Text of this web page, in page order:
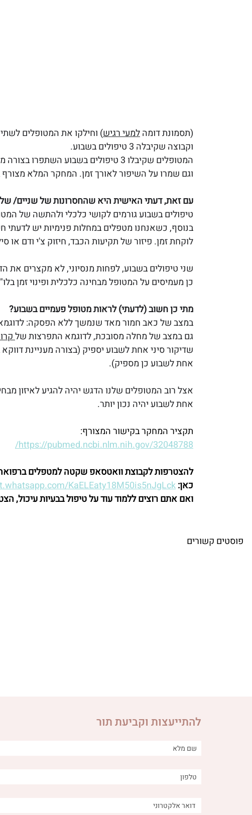
(תסמונת דומה למעי רגיש) וחילקו את המטופלים
וקבוצה שקיבלה 3 טיפולים בשבוע.
המטופלים שקיבלו 3 טיפולים בשבוע
וגם שמרו על השיפור לאורך זמן. המחקר המלא
עם זאת, דעתי האישית היא שהחסרונות של שניים/
טיפולים בשבוע גורמים לקושי כלכלי ולהתשה של
בנוסף, כשאנחנו מטפלים במחלות פנימיות יש לדעתי
לוקחת זמן. פיזור של תקיעות הכבד, חיזוק צ'י ודם
שני טיפולים בשבוע, לפחות מנסיוני, לא מקצרים את
כן מעמיסים על המטופל מבחינה כלכלית ופינוי זמן
מתי כן חשוב (לדעתי) לראות מטופל פעמיים בשבוע?
במצב של כאב חמור מאד שנמשך ללא הפסקה:
גם במצב של מחלה מסובכת, לדוגמא התפרצות של
שדיקור סיני אחת לשבוע יספיק (בצורה מעניינת
אחת לשבוע כן מספיק).
אצל רוב המטופלים שלנו הדגש יהיה להגיע לאיזון
אחת לשבוע יהיה נכון יותר.
תקציר המחקר בקישור המצורף:
https://pubmed.ncbi.nlm.nih.gov/32048788/
להצטרפות לקבוצת וואטסאפ שקטה למטפלים ברפואה
כאן:KaELEaty18M50is5nJgLck
ואם אתם רוצים ללמוד עוד על טיפול בבעיות עיכול,
פוסטים קשורים
הקשר בין מאכלים מתוקים -
להתייעצות וקביעת תור